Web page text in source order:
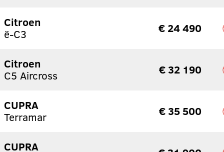
Citroen
ë-C3
€ 24 490
Citroen
C5 Aircross
€ 32 190
CUPRA
Terramar
€ 35 500
CUPRA